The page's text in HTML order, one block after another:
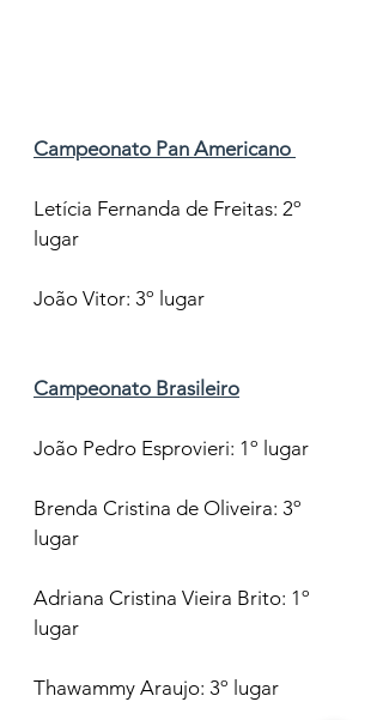
Campeonato Pan Americano
Letícia Fernanda de Freitas: 2º
lugar
João Vitor: 3º lugar
Campeonato Brasileiro
João Pedro Esprovieri: 1º lugar
Brenda Cristina de Oliveira: 3º
lugar
Adriana Cristina Vieira Brito: 1º
lugar
Thawammy Araujo: 3º lugar